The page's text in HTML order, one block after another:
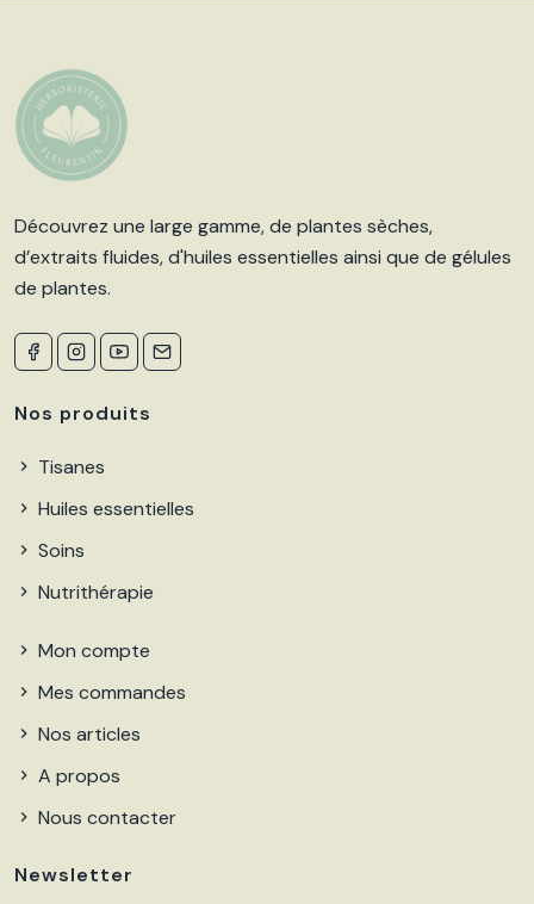
Découvrez une large gamme, de plantes sèches,
d’extraits fluides, d'huiles essentielles ainsi que de gélules
de plantes.
Nos produits
Tisanes
Huiles essentielles
Soins
Nutrithérapie
Mon compte
Mes commandes
Nos articles
A propos
Nous contacter
Newsletter